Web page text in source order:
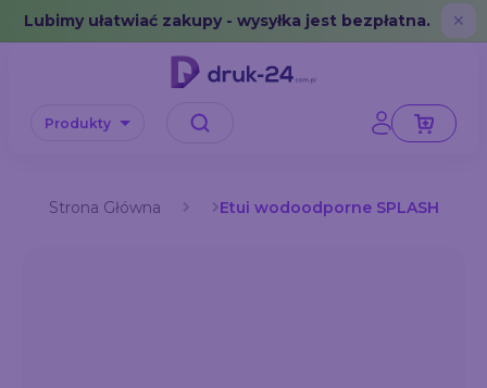
Error: No data in cache or invalid format
Lubimy ułatwiać zakupy - wysyłka jest bezpłatna. ✕
Produkty
Strona Główna Etui wodoodporne SPLASH